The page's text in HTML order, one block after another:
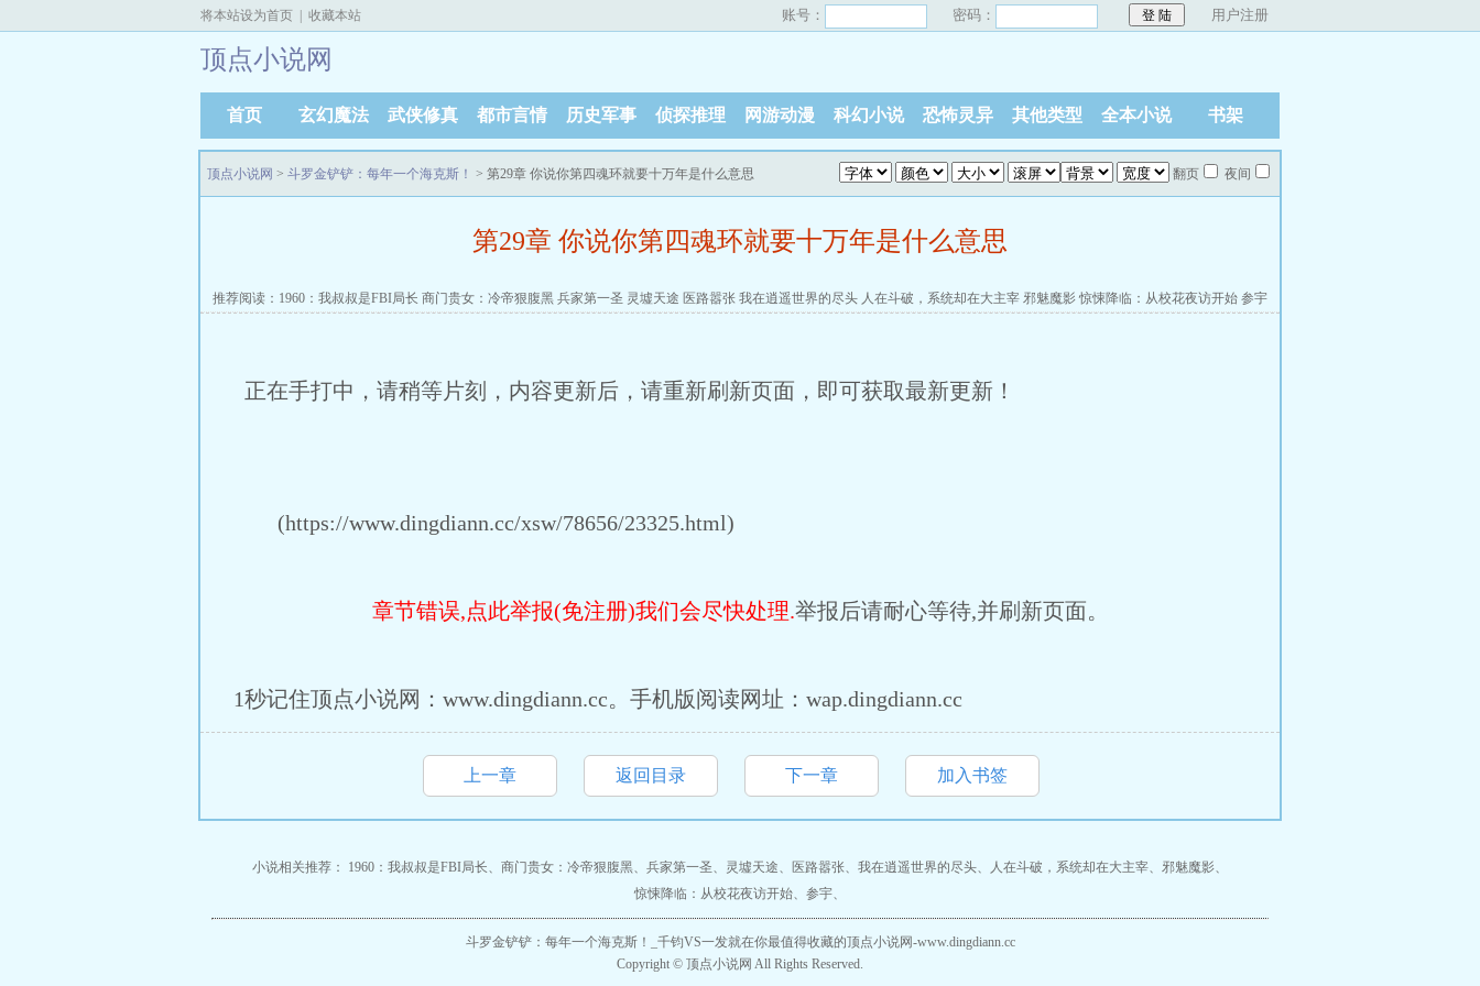
将本站设为首页 收藏本站 账号： 密码： 用户注册
顶点小说网
首页 玄幻魔法 武侠修真 都市言情 历史军事 侦探推理 网游动漫 科幻小说 恐怖灵异 其他类型 全本小说 书架
顶点小说网 > 斗罗金铲铲：每年一个海克斯！ > 第29章 你说你第四魂环就要十万年是什么意思 翻页 夜间
第29章 你说你第四魂环就要十万年是什么意思
推荐阅读： 1960：我叔叔是FBI局长 商门贵女：冷帝狠腹黑 兵家第一圣 灵墟天途 医路嚣张 我在逍遥世界的尽头 人在斗破，系统却在大主宰 邪魅魔影 惊悚降临：从校花夜访开始 参宇
正在手打中，请稍等片刻，内容更新后，请重新刷新页面，即可获取最新更新！
(https://www.dingdiann.cc/xsw/78656/23325.html)
章节错误,点此举报(免注册)我们会尽快处理.举报后请耐心等待,并刷新页面。
1秒记住顶点小说网：www.dingdiann.cc。手机版阅读网址：wap.dingdiann.cc
上一章 返回目录 下一章 加入书签
小说相关推荐： 1960：我叔叔是FBI局长、 商门贵女：冷帝狠腹黑、 兵家第一圣、 灵墟天途、 医路嚣张、 我在逍遥世界的尽头、 人在斗破，系统却在大主宰、 邪魅魔影、
惊悚降临：从校花夜访开始、 参宇、
斗罗金铲铲：每年一个海克斯！_千钧VS一发就在你最值得收藏的顶点小说网-www.dingdiann.cc
Copyright © 顶点小说网 All Rights Reserved.